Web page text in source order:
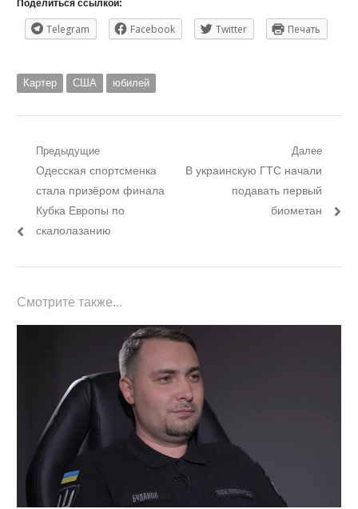
Поделиться ссылкой:
Telegram Facebook Twitter Печать
Картер США юбилей
Навигация
записям
Предыдущие
Предыдущий
пост:
Одесская спортсменка
стала призёром финала
Кубка Европы по
скалолазанию
Далее
Следующий
В украинскую ГТС начали
подавать первый
биометан
Смотрите также...